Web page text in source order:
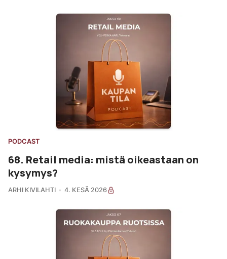
PODCAST
68. Retail media: mistä oikeastaan on
kysymys?
ARHI KIVILAHTI 4. KESÄ 2026